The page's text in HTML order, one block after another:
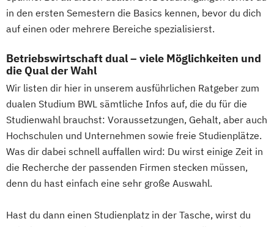
in den ersten Semestern die Basics kennen, bevor du dich
auf einen oder mehrere Bereiche spezialisierst.
Betriebswirtschaft dual – viele Möglichkeiten und
die Qual der Wahl
Wir listen dir hier in unserem ausführlichen Ratgeber zum
dualen Studium BWL sämtliche Infos auf, die du für die
Studienwahl brauchst: Voraussetzungen, Gehalt, aber auch
Hochschulen und Unternehmen sowie freie Studienplätze.
Was dir dabei schnell auffallen wird: Du wirst einige Zeit in
die Recherche der passenden Firmen stecken müssen,
denn du hast einfach eine sehr große Auswahl.
Hast du dann einen Studienplatz in der Tasche, wirst du